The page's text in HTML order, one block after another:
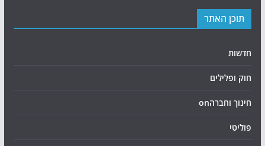
תוכן האתר
חדשות
חוק ופלילים
חינוך וחברהon
פוליטי